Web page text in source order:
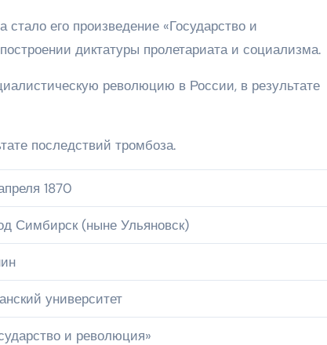
его произведение «Государство и
диктатуры пролетариата и социализма.
революцию в России, в результате
последствий тромбоза.
1870
Симбирск (ныне Ульяновск)
университет
и революция»